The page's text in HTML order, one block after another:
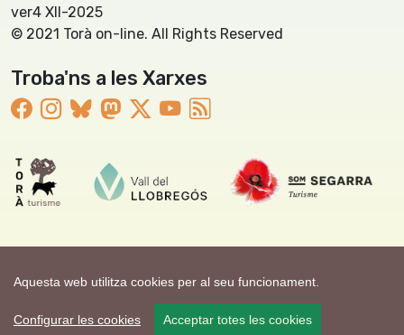
Aquesta web utilitza cookies per al seu funcionament.
Configurar les cookies Acceptar totes les cookies
ver4 XII-2025
© 2021 Torà on-line. All Rights Reserved
Troba'ns a les Xarxes